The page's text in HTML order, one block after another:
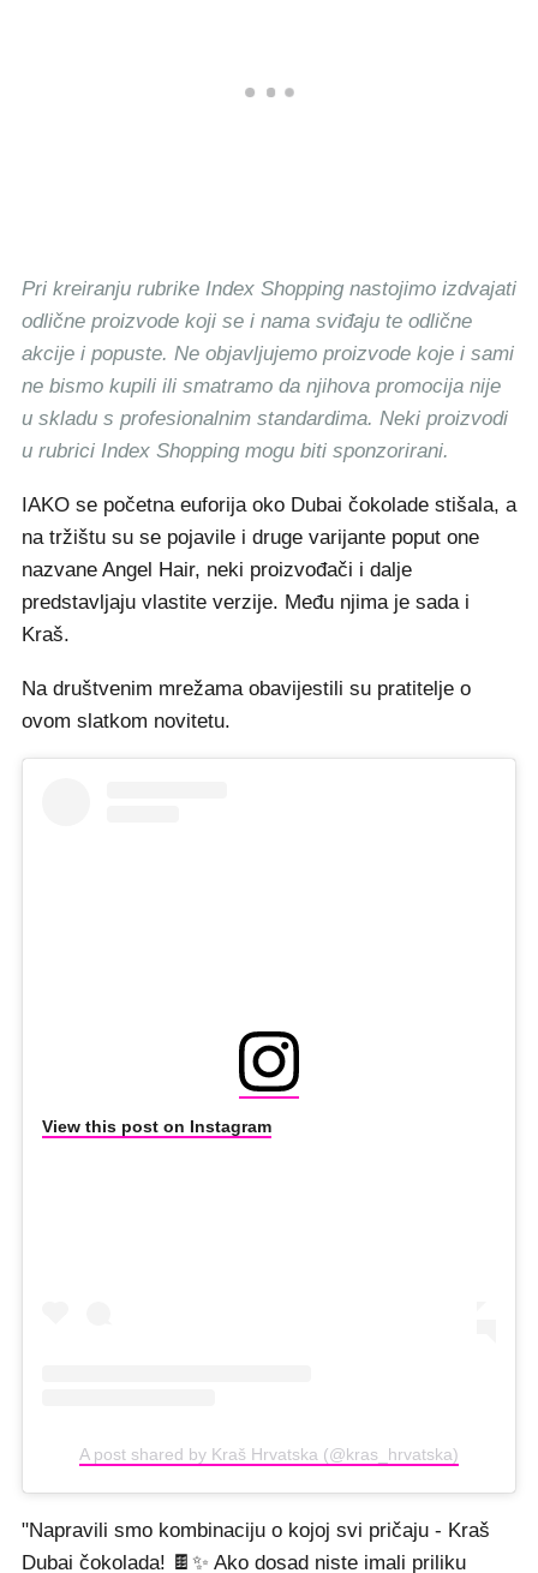
Pri kreiranju rubrike Index Shopping nastojimo izdvajati
odlične proizvode koji se i nama sviđaju te odlične
akcije i popuste. Ne objavljujemo proizvode koje i sami
ne bismo kupili ili smatramo da njihova promocija nije
u skladu s profesionalnim standardima. Neki proizvodi
u rubrici Index Shopping mogu biti sponzorirani.
IAKO se početna euforija oko Dubai čokolade stišala, a
na tržištu su se pojavile i druge varijante poput one
nazvane Angel Hair, neki proizvođači i dalje
predstavljaju vlastite verzije. Među njima je sada i
Kraš.
Na društvenim mrežama obavijestili su pratitelje o
ovom slatkom novitetu.
View this post on Instagram
A post shared by Kraš Hrvatska (@kras_hrvatska)
"Napravili smo kombinaciju o kojoj svi pričaju - Kraš
Dubai čokolada! 🍫✨ Ako dosad niste imali priliku